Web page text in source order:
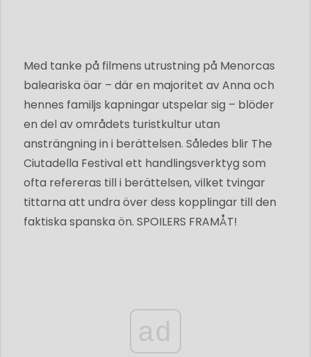
Med tanke på filmens utrustning på Menorcas
baleariska öar – där en majoritet av Anna och
hennes familjs kapningar utspelar sig – blöder
en del av områdets turistkultur utan
ansträngning in i berättelsen. Således blir The
Ciutadella Festival ett handlingsverktyg som
ofta refereras till i berättelsen, vilket tvingar
tittarna att undra över dess kopplingar till den
faktiska spanska ön. SPOILERS FRAMÅT!
ad